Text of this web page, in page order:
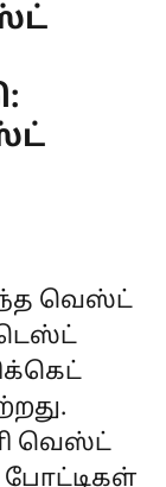
வெஸ்ட்
வெஸ்ட்